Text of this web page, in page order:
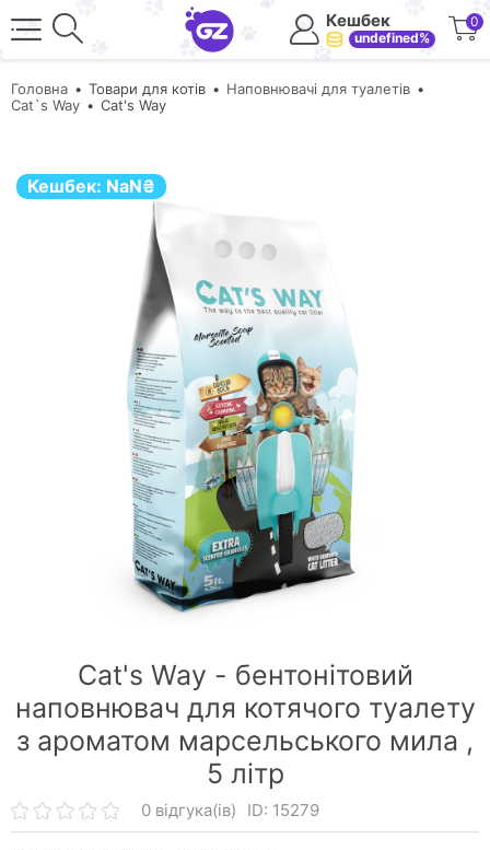
Кешбек
undefined%
0
Головна Товари для котів
Наповнювачі для туалетів
Cat`s Way
Cat's Way
Кешбек: NaN₴
Cat's Way - бентонітовий
наповнювач для котячого туалету
з ароматом марсельського мила ,
5 літр
0 відгука(ів) ID: 15279